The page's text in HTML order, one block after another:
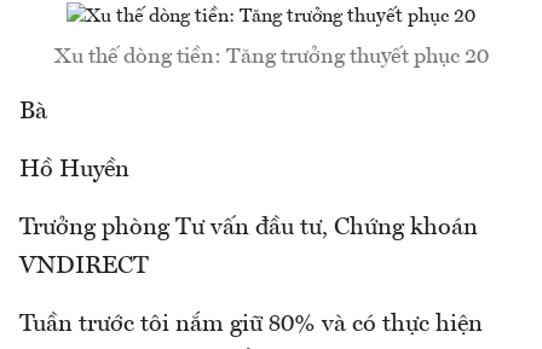
Xu thế dòng tiền: Tăng trưởng thuyết phục 20
Bà
Hồ Huyền
Trưởng phòng Tư vấn đầu tư, Chứng khoán
VNDIRECT
Tuần trước tôi nắm giữ 80% và có thực hiện